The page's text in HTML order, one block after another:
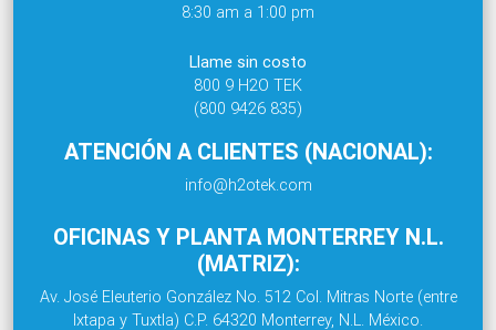
8:30 am a 1:00 pm
Llame sin costo
800 9 H2O TEK
(800 9426 835)
ATENCIÓN A CLIENTES (NACIONAL):
info@h2otek.com
OFICINAS Y PLANTA MONTERREY N.L.
(MATRIZ):
Av. José Eleuterio González No. 512 Col. Mitras Norte (entre
Ixtapa y Tuxtla) C.P. 64320 Monterrey, N.L. México.